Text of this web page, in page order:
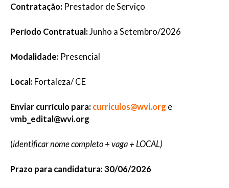
Contratação: Prestador de Serviço
Período Contratual: Junho a Setembro/2026
Modalidade: Presencial
Local: Fortaleza/ CE
Enviar currículo para: curriculos@wvi.org e
vmb_edital@wvi.org
(identificar nome completo + vaga + LOCAL)
Prazo para candidatura: 30/06/2026